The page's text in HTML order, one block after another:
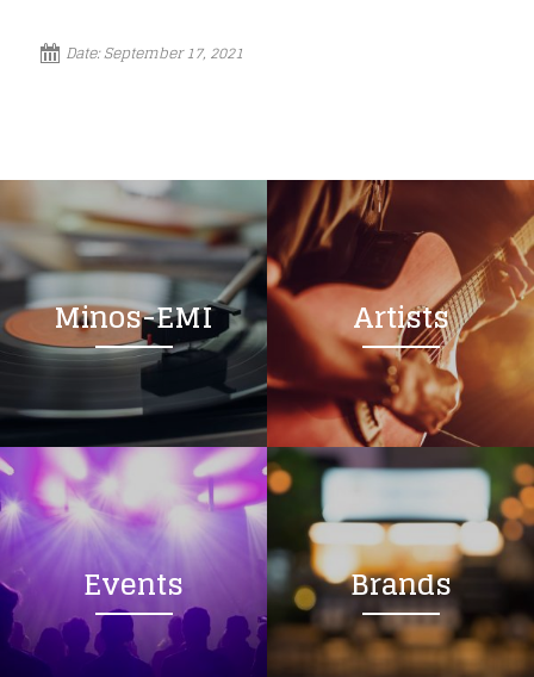
Date:September 17, 2021
Minos-EMI Artists
Events Brands